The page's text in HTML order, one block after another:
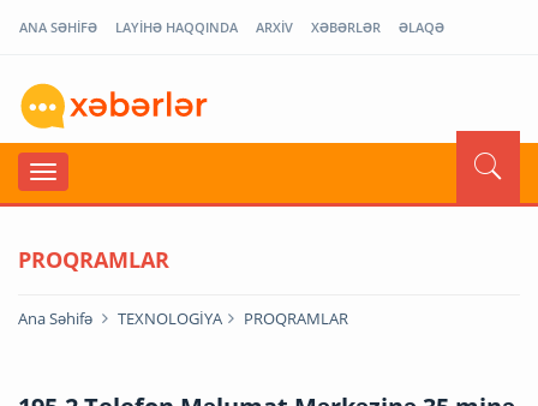
ANA SƏHİFƏ LAYİHƏ HAQQINDA ARXİV XƏBƏRLƏR ƏLAQƏ
PROQRAMLAR
Ana Səhifə TEXNOLOGİYA PROQRAMLAR